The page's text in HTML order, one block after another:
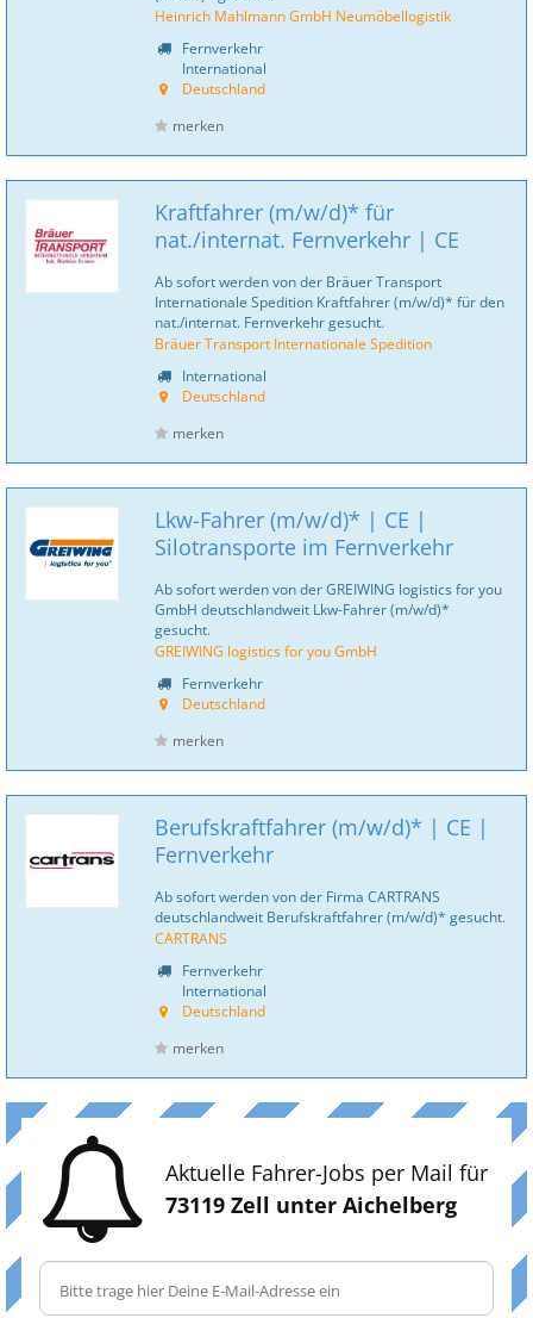
Heinrich Mahlmann GmbH Neumöbellogistik
Fernverkehr
International
Deutschland
merken
Kraftfahrer (m/w/d)* für
nat./internat. Fernverkehr | CE
Ab sofort werden von der Bräuer Transport
Internationale Spedition Kraftfahrer (m/w/d)* für den
nat./internat. Fernverkehr gesucht.
Bräuer Transport Internationale Spedition
International
Deutschland
merken
Lkw-Fahrer (m/w/d)* | CE |
Silotransporte im Fernverkehr
Ab sofort werden von der GREIWING logistics for you
GmbH deutschlandweit Lkw-Fahrer (m/w/d)*
gesucht.
GREIWING logistics for you GmbH
Fernverkehr
Deutschland
merken
Berufskraftfahrer (m/w/d)* | CE |
Fernverkehr
Ab sofort werden von der Firma CARTRANS
deutschlandweit Berufskraftfahrer (m/w/d)* gesucht.
CARTRANS
Fernverkehr
International
Deutschland
merken
Aktuelle Fahrer-Jobs per Mail für
73119 Zell unter Aichelberg